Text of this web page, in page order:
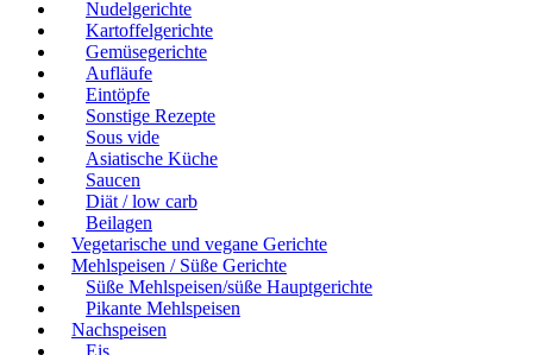
Nudelgerichte
Kartoffelgerichte
Gemüsegerichte
Aufläufe
Eintöpfe
Sonstige Rezepte
Sous vide
Asiatische Küche
Saucen
Diät / low carb
Beilagen
Vegetarische und vegane Gerichte
Mehlspeisen / Süße Gerichte
Süße Mehlspeisen/süße Hauptgerichte
Pikante Mehlspeisen
Nachspeisen